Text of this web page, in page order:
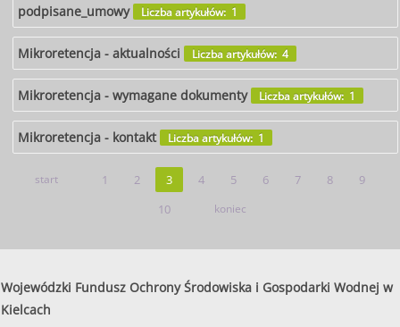
podpisane_umowy Liczba artykułów: 1
Mikroretencja - aktualności Liczba artykułów: 4
Mikroretencja - wymagane dokumenty Liczba artykułów: 1
Mikroretencja - kontakt Liczba artykułów: 1
start 1 2 3 4 5 6 7 8
9
10
koniec
Wojewódzki Fundusz Ochrony Środowiska i Gospodarki Wodnej w
Kielcach